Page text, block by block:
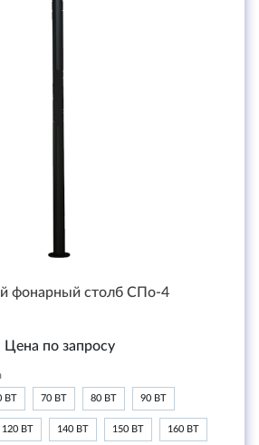
фонарный столб СПо-4
Цена по запросу
ВТ 70 ВТ 80 ВТ 90 ВТ
120 ВТ 140 ВТ 150 ВТ 160 ВТ